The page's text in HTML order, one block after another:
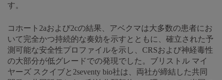
す。
コホート2aおよび2cの結果、アベクマは大多数の患者にお
いて完全かつ持続的な奏効を示すとともに、確立された予
測可能な安全性プロファイルを示し、CRSおよび神経毒性
の大部分が低グレードでの発現でした。ブリストル マイ
ヤーズ スクイブと2seventy bio社は、両社が締結した共同